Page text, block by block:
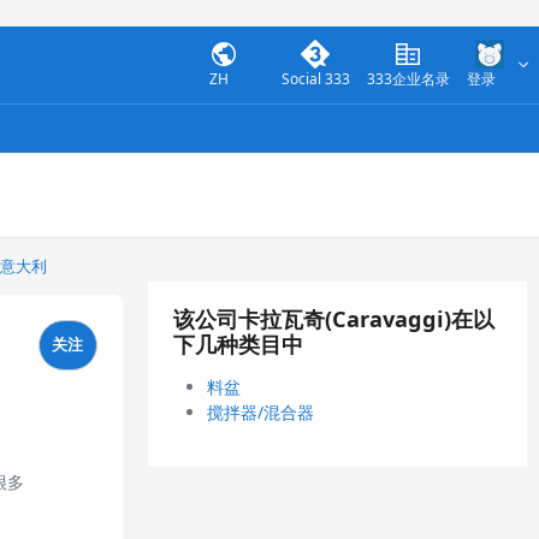
ZH Social 333 333企业名录 登录
大利
多
关注
该公司卡拉瓦奇(Caravaggi)在以
下几种类目中
料盆
搅拌器/混合器